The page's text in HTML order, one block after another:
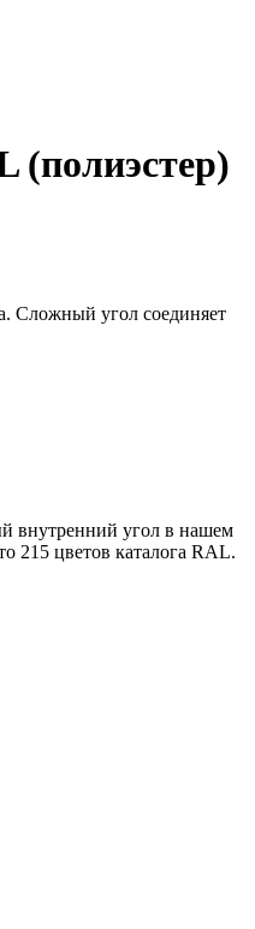
(полиэстер)
Сложный угол соединяет
внутренний угол в нашем
215 цветов каталога RAL.